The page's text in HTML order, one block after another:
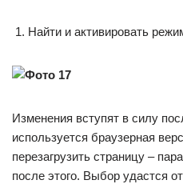
Найти и активировать
Изменения вступят в силу
используется браузерная
перезагрузить страницу –
после этого. Выбор удастся